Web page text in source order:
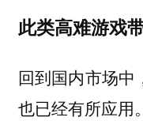
此类高难游戏
回到国内市场中
也已经有所应用。